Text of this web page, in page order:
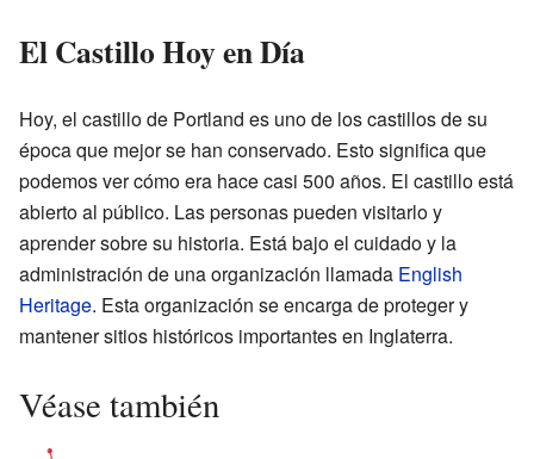
El Castillo Hoy en Día
Hoy, el castillo de Portland es uno de los castillos de su
época que mejor se han conservado. Esto significa que
podemos ver cómo era hace casi 500 años. El castillo está
abierto al público. Las personas pueden visitarlo y
aprender sobre su historia. Está bajo el cuidado y la
administración de una organización llamada English
Heritage. Esta organización se encarga de proteger y
mantener sitios históricos importantes en Inglaterra.
Véase también